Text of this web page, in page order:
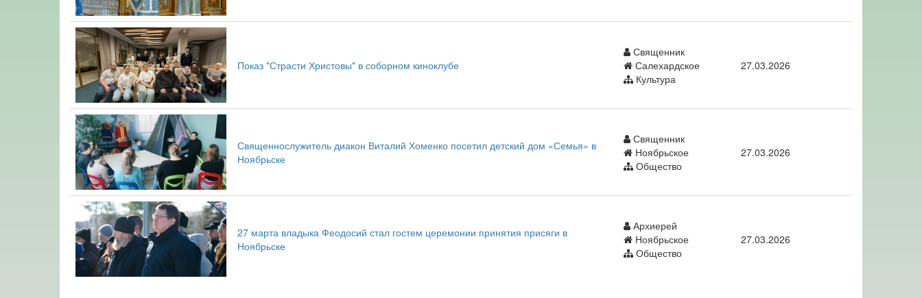
Показ "Страсти Христовы" в соборном киноклубе
Священник
Салехардское
Культура
27.03.2026
Священнослужитель диакон Виталий Хоменко посетил детский дом «Семья» в
Ноябрьске
Священник
Ноябрьское
Общество
27.03.2026
27 марта владыка Феодосий стал гостем церемонии принятия присяги в
Ноябрьске
Архиерей
Ноябрьское
Общество
27.03.2026